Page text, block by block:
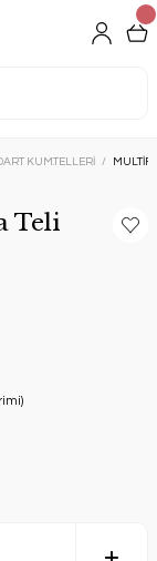
KUM.TELLERİ
Teli